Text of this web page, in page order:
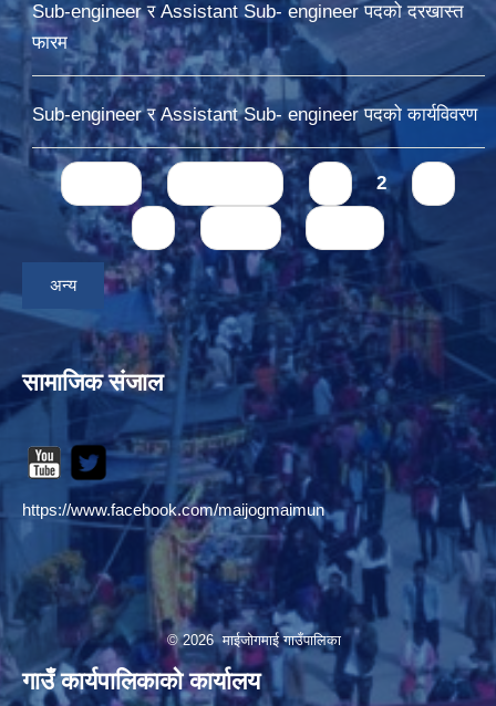
Sub-engineer र Assistant Sub- engineer पदको दरखास्त
फारम
Sub-engineer र Assistant Sub- engineer पदको कार्यविवरण
Pages 2
अन्य
सामाजिक संजाल
https://www.facebook.com/maijogmaimun
© 2026 माईजोगमाई गाउँपालिका
गाउँ कार्यपालिकाको कार्यालय